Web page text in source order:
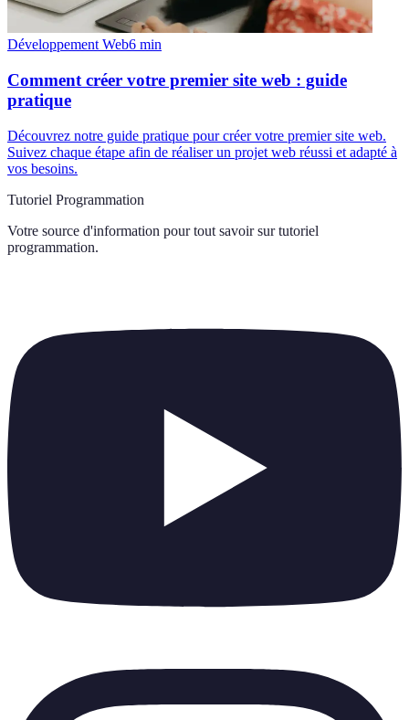
Développement Web6 min
Comment créer votre premier site web : guide
pratique
Découvrez notre guide pratique pour créer votre premier site web.
Suivez chaque étape afin de réaliser un projet web réussi et adapté à
vos besoins.
Tutoriel Programmation
Votre source d'information pour tout savoir sur tutoriel
programmation.